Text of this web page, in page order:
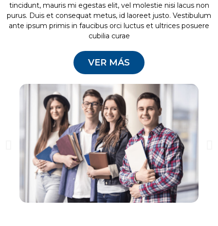
tincidunt, mauris mi egestas elit, vel molestie nisi lacus non
purus. Duis et consequat metus, id laoreet justo. Vestibulum
ante ipsum primis in faucibus orci luctus et ultrices posuere
cubilia curae
VER MÁS